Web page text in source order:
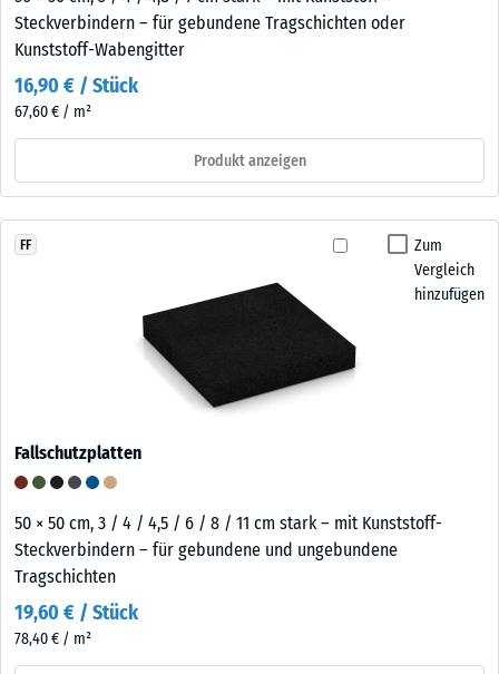
Steckverbindern – für gebundene Tragschichten oder
Kunststoff-Wabengitter
16,90 € / Stück
67,60 € / m²
Produkt anzeigen
Zum
Vergleich
hinzufügen
FF
Fallschutzplatten
50 × 50 cm, 3 / 4 / 4,5 / 6 / 8 / 11 cm stark – mit Kunststoff-
Steckverbindern – für gebundene und ungebundene
Tragschichten
19,60 € / Stück
78,40 € / m²